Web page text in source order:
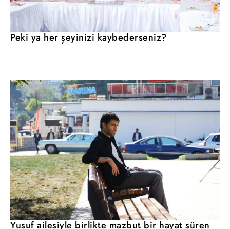
Peki ya her şeyinizi kaybederseniz?
Yusuf ailesiyle birlikte mazbut bir hayat süren